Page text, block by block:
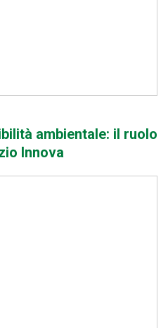
ambientale: il ruolo
Innova